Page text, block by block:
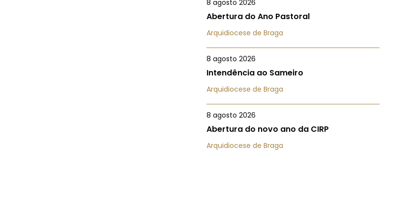
8 agosto 2026
Abertura do Ano Pastoral
Arquidiocese de Braga
8 agosto 2026
Intendência ao Sameiro
Arquidiocese de Braga
8 agosto 2026
Abertura do novo ano da CIRP
Arquidiocese de Braga